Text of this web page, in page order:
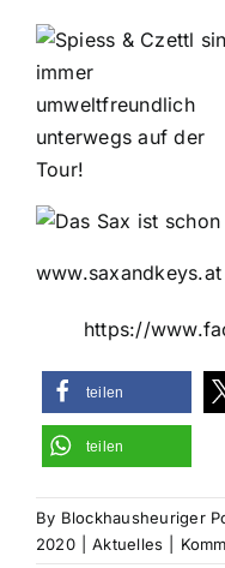
www.saxandkeys.at
https://
teilen
teilen
By Blockhausheuriger
2020
Aktuelles